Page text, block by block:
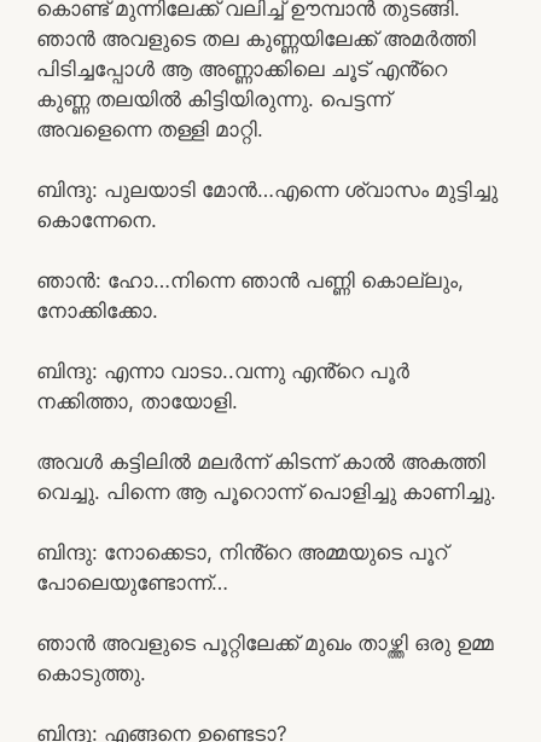
കൊണ്ട് മുന്നിലേക്ക് വലിച്ച് ഊമ്പാൻ തുടങ്ങി.
ഞാൻ അവളുടെ തല കുണ്ണയിലേക്ക് അമർത്തി
പിടിച്ചപ്പോൾ ആ അണ്ണാക്കിലെ ചൂട് എൻ്റെ
കുണ്ണ തലയിൽ കിട്ടിയിരുന്നു. പെട്ടന്ന്
അവളെന്നെ തള്ളി മാറ്റി.
ബിന്ദു: പുലയാടി മോൻ…എന്നെ ശ്വാസം മുട്ടിച്ചു
കൊന്നേനെ.
ഞാൻ: ഹോ…നിന്നെ ഞാൻ പണ്ണി കൊല്ലും,
നോക്കിക്കോ.
ബിന്ദു: എന്നാ വാടാ..വന്നു എൻ്റെ പൂർ
നക്കിത്താ, തായോളി.
അവൾ കട്ടിലിൽ മലർന്ന് കിടന്ന് കാൽ അകത്തി
വെച്ചു. പിന്നെ ആ പൂറൊന്ന് പൊളിച്ചു കാണിച്ചു.
ബിന്ദു: നോക്കെടാ, നിൻ്റെ അമ്മയുടെ പൂറ്
പോലെയുണ്ടോന്ന്…
ഞാൻ അവളുടെ പൂറ്റിലേക്ക് മുഖം താഴ്ത്തി ഒരു ഉമ്മ
കൊടുത്തു.
ബിന്ദു: എങ്ങനെ ഉണ്ടെടാ?